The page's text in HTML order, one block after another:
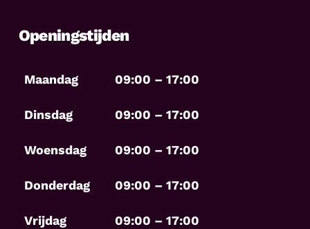
Openingstijden
Maandag 09:00 – 17:00
Dinsdag 09:00 – 17:00
Woensdag 09:00 – 17:00
Donderdag 09:00 – 17:00
Vrijdag 09:00 – 17:00